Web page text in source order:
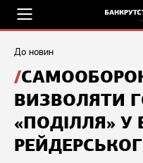
До новин
ВИЗВОЛЯТИ
«ПОДІЛЛЯ» У